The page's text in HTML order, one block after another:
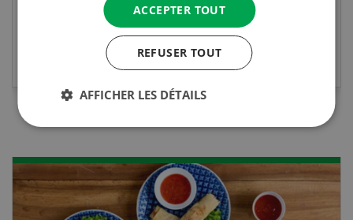
ACCEPTER TOUT
REFUSER TOUT
AFFICHER LES DÉTAILS